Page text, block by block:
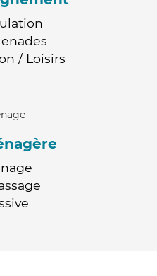
/ Loisirs